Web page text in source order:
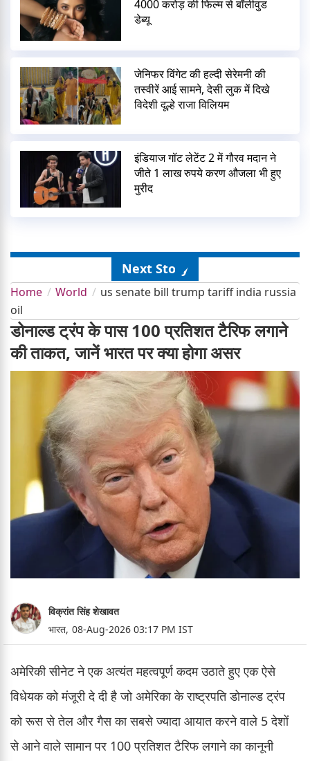
4000 करोड़ की फिल्म से बॉलीवुड
डेब्यू
जेनिफर विंगेट की हल्दी सेरेमनी की
तस्वीरें आई सामने, देसी लुक में दिखे
विदेशी दूल्हे राजा विलियम
इंडियाज गॉट लेटेंट 2 में गौरव मदान ने
जीते 1 लाख रुपये करण औजला भी हुए
मुरीद
Next Story
Home World
us senate bill trump tariff india russia
oil
डोनाल्ड ट्रंप के पास 100 प्रतिशत टैरिफ लगाने
की ताकत, जानें भारत पर क्या होगा असर
विक्रांत सिंह शेखावत
भारत, 08-Aug-2026 03:17 PM IST
अमेरिकी सीनेट ने एक अत्यंत महत्वपूर्ण कदम उठाते हुए एक ऐसे
विधेयक को मंजूरी दे दी है जो अमेरिका के राष्ट्रपति डोनाल्ड ट्रंप
को रूस से तेल और गैस का सबसे ज्यादा आयात करने वाले 5 देशों
से आने वाले सामान पर 100 प्रतिशत टैरिफ लगाने का कानूनी